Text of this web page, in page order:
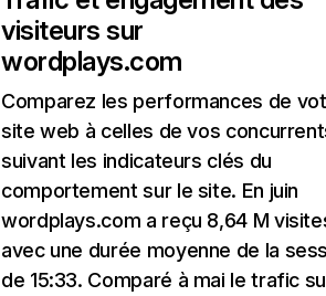
visiteurs sur
wordplays.com
Comparez les performances de
site web à celles de vos
suivant les indicateurs clés du
comportement sur le site. En juin
wordplays.com a reçu 8,64 M
avec une durée moyenne de la
de 15:33. Comparé à mai le trafic